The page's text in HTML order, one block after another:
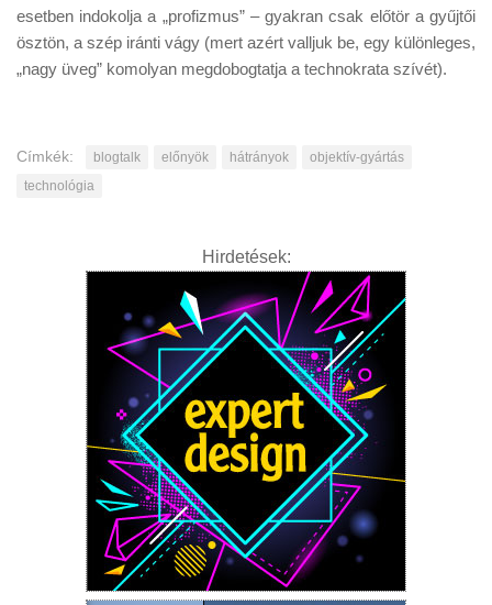
esetben indokolja a „profizmus” – gyakran csak előtör a gyűjtői
ösztön, a szép iránti vágy (mert azért valljuk be, egy különleges,
„nagy üveg” komolyan megdobogtatja a technokrata szívét).
Címkék: blogtalk előnyök hátrányok
objektív-gyártás
technológia
Hirdetések: